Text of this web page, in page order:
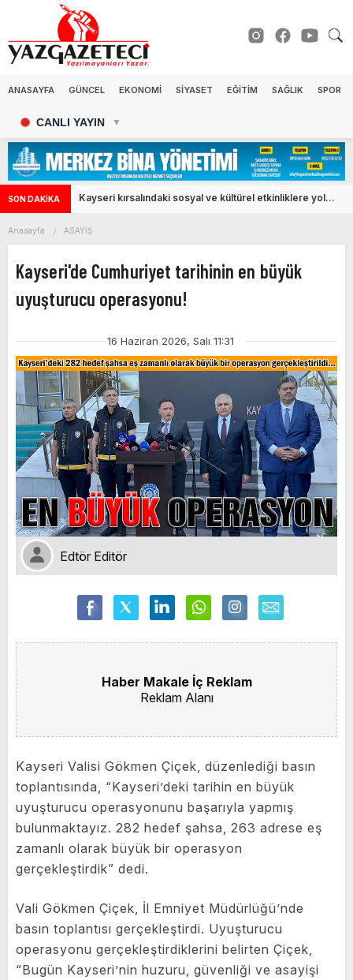
ANASAYFA GÜNCEL EKONOMİ SİYASET EĞİTİM SAĞLIK SPOR
CANLI YAYIN ▼
SON DAKİKA
Kayseri kırsalındaki sosyal ve kültürel etkinliklere yol
Anasayfa ASAYİŞ
Kayseri'de Cumhuriyet tarihinin en büyük
uyuşturucu operasyonu!
16 Haziran 2026, Salı 11:31
Edtör Editör
Haber Makale İç Reklam
Reklam Alanı
Kayseri Valisi Gökmen Çiçek, düzenlediği basın
toplantısında, “Kayseri’deki tarihin en büyük
uyuşturucu operasyonunu başarıyla yapmış
bulunmaktayız. 282 hedef şahsa, 263 adrese eş
zamanlı olarak büyük bir operasyon
gerçekleştirdik” dedi.
Vali Gökmen Çiçek, İl Emniyet Müdürlüğü’nde
basın toplantısı gerçekleştirdi. Uyuşturucu
operasyonu gerçekleştirdiklerini belirten Çiçek,
“Bugün Kayseri’nin huzuru, güvenliği ve asayişi